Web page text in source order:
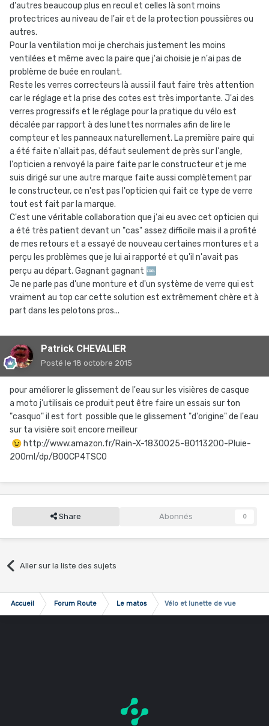
d'autres beaucoup plus en recul et celles là sont moins
protectrices au niveau de l'air et de la protection poussières ou
autres.
Pour la ventilation moi je cherchais justement les moins
ventilées et même avec la paire que j'ai choisie je n'ai pas de
problème de buée en roulant.
Reste les verres correcteurs là aussi il faut faire très attention
car le réglage et la prise des cotes est très importante. J'ai des
verres progressifs et le réglage pour la pratique du vélo est
décalée par rapport à des lunettes normales afin de lire le
compteur et les panneaux naturellement. La première paire qui
a été faite n'allait pas, défaut seulement de près sur l'angle,
l'opticien a renvoyé la paire faite par le constructeur et je me
suis dirigé sur une autre marque faite aussi complètement par
le constructeur, ce n'est pas l'opticien qui fait ce type de verre
tout est fait par la marque.
C'est une véritable collaboration que j'ai eu avec cet opticien qui
a été très patient devant un "cas" assez difficile mais il a profité
de mes retours et a essayé de nouveau certaines montures et a
perçu les problèmes que je lui ai rapporté et qu'il n'avait pas
perçu au départ. Gagnant gagnant 🆒
Je ne parle pas d'une monture et d'un système de verre qui est
vraiment au top car cette solution est extrêmement chère et à
part dans les pelotons pros...
Patrick CHEVALIER
Posté le 18 octobre 2015
pour améliorer le glissement de l'eau sur les visières de casque
a moto j'utilisais ce produit peut être faire un essais sur ton
"casquo" il est fort possible que le glissement "d'origine" de l'eau
sur ta visière soit encore meilleur
😉 http://www.amazon.fr/Rain-X-1830025-80113200-Pluie-
200ml/dp/B00CP4TSC0
Share Abonnés 0
Aller sur la liste des sujets
Accueil Forum Route Le matos Vélo et lunette de vue